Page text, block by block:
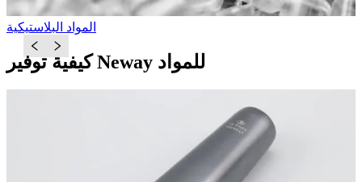
المواد البلاستيكية
كيفية توفير Neway للمواد